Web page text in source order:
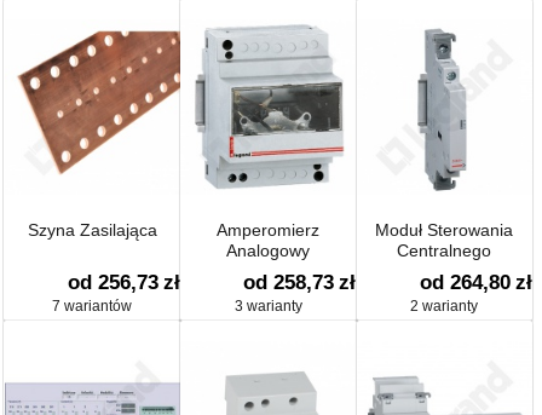
Szyna Zasilająca
od 256,73 zł
7 wariantów
Amperomierz
Analogowy
od 258,73 zł
3 warianty
Moduł Sterowania
Centralnego
od 264,80 zł
2 warianty